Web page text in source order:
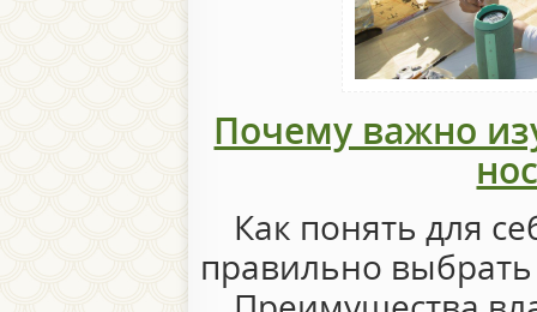
Почему важно
⠀ Как понять для
правильно